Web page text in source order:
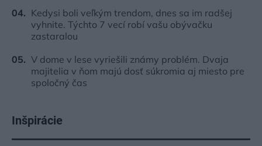
Kedysi boli veľkým trendom, dnes sa im radšej
vyhnite. Týchto 7 vecí robí vašu obývačku
zastaralou
V dome v lese vyriešili známy problém. Dvaja
majitelia v ňom majú dosť súkromia aj miesto pre
spoločný čas
Inšpirácie